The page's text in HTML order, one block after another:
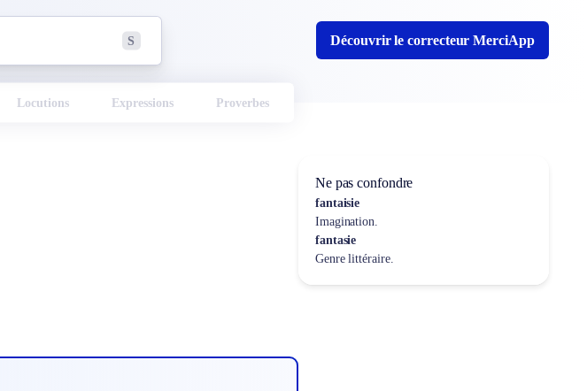
S Découvrir le correcteur MerciApp
Locutions Expressions Proverbes
Ne pas confondre
fantaisie
Imagination.
fantasie
Genre littéraire.